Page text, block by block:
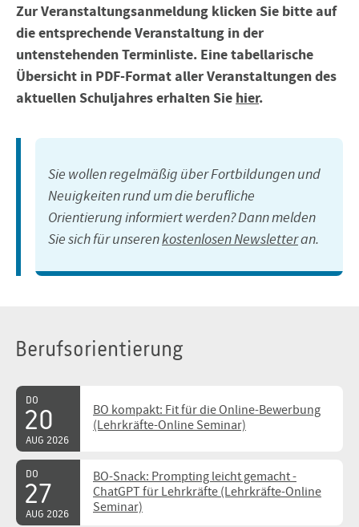
Zur Veranstaltungsanmeldung klicken Sie bitte auf
die entsprechende Veranstaltung in der
untenstehenden Terminliste. Eine tabellarische
Übersicht in PDF-Format aller Veranstaltungen des
aktuellen Schuljahres erhalten Sie hier.
Sie wollen regelmäßig über Fortbildungen und
Neuigkeiten rund um die berufliche
Orientierung informiert werden? Dann melden
Sie sich für unserenkostenlosen Newsletteran.
Berufsorientierung
DO
20
AUG 2026
BO kompakt: Fit für die Online-Bewerbung
(Lehrkräfte-Online Seminar)
DO
27
AUG 2026
BO-Snack: Prompting leicht gemacht -
ChatGPT für Lehrkräfte (Lehrkräfte-Online
Seminar)